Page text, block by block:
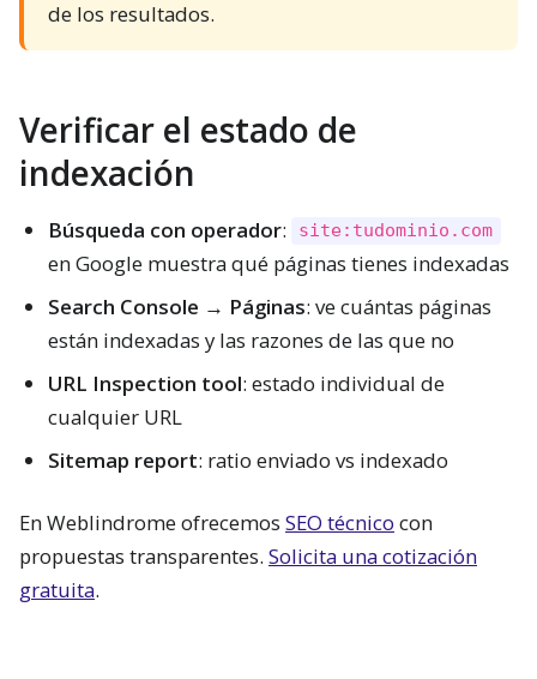
de los resultados.
Verificar el estado de
indexación
Búsqueda con operador: site:tudominio.com
en Google muestra qué páginas tienes indexadas
Search Console → Páginas: ve cuántas páginas
están indexadas y las razones de las que no
URL Inspection tool: estado individual de
cualquier URL
Sitemap report: ratio enviado vs indexado
En Weblindrome ofrecemos SEO técnico con
propuestas transparentes. Solicita una cotización
gratuita.